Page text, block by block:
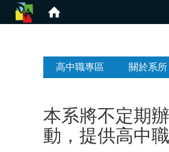
高中職專區 關於系所
本系將不定期
動，提供高中